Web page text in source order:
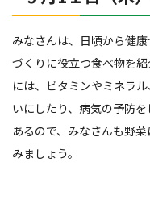
みなさんは、日頃から健
づくりに役立つ食べ物を
には、ビタミンやミネラ
いにしたり、病気の予防
あるので、みなさんも野
みましょう。